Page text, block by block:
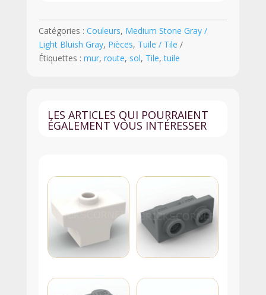
8
-
4162
-
Catégories : Couleurs, Medium Stone Gray /
Light Bluish Gray, Pièces, Tuile / Tile
Étiquettes : mur, route, sol, Tile,tuile
LES ARTICLES QUI POURRAIENT
ÉGALEMENT VOUS INTÉRESSER